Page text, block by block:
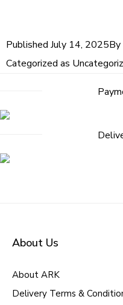
Published July 14, 2025By
Categorized as
About Us
About ARK
Delivery Terms &